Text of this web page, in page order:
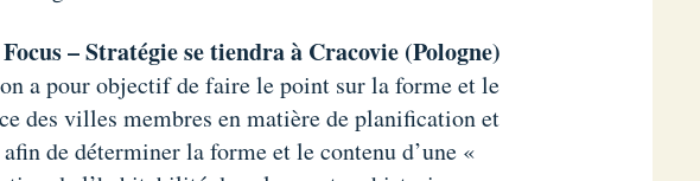
– Stratégie se tiendra à Cracovie (Pologne)
a pour objectif de faire le point sur la forme et le
des villes membres en matière de planification et
de déterminer la forme et le contenu d’une «